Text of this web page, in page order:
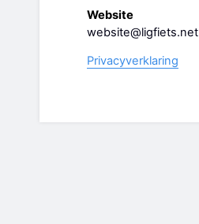
Website
website@ligfiets.net
Privacyverklaring